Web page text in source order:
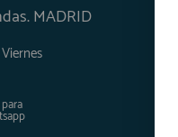
MADRID